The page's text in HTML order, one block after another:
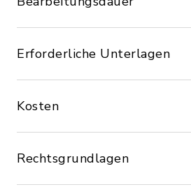
Erforderliche Unterlagen
Kosten
Rechtsgrundlagen